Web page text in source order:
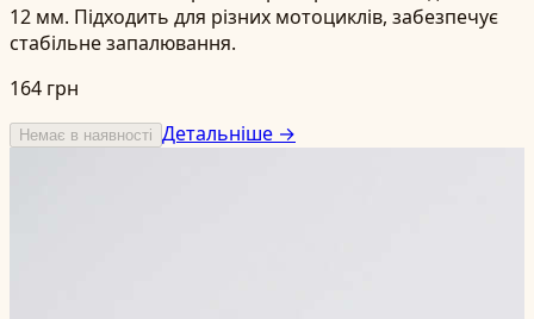
12 мм. Підходить для різних мотоциклів, забезпечує
стабільне запалювання.
164 грн
Немає в наявності Детальніше →